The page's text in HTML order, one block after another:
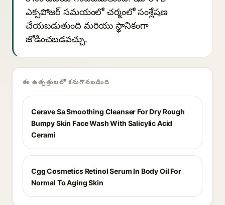
ఎక్సపోజర్ సమయంలో చర్మంలో సంశ్లేషణ
చేయబడుతుంది మరియు స్థానికంగా
జోడించబడవచ్చు.
ఈ ఉత్పత్తులలో కనుగొనబడింది
Cerave Sa Smoothing Cleanser For Dry Rough
Bumpy Skin Face Wash With Salicylic Acid
Cerami
Cgg Cosmetics Retinol Serum In Body Oil For
Normal To Aging Skin